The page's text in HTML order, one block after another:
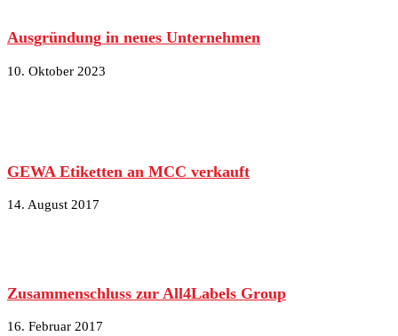
Ausgründung in neues Unternehmen
10. Oktober 2023
GEWA Etiketten an MCC verkauft
14. August 2017
Zusammenschluss zur All4Labels Group
16. Februar 2017